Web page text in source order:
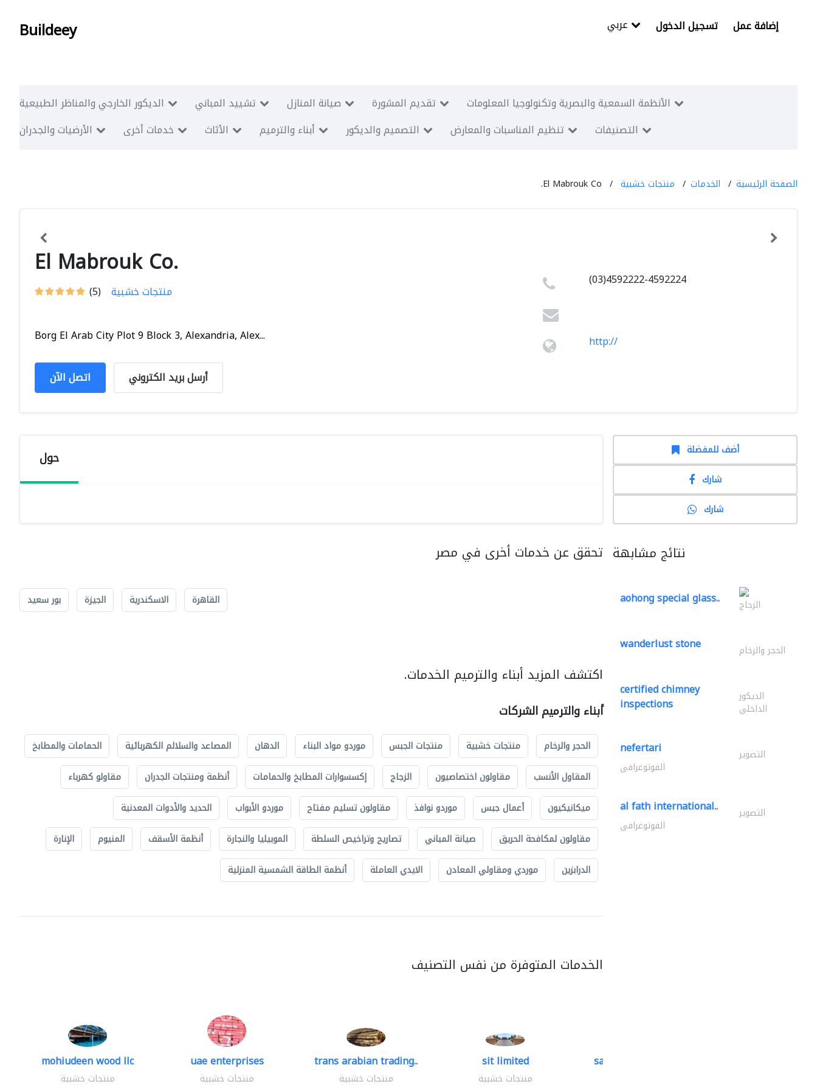
Buildeey تسجيل الدخول إضافة عمل
الديكور الخارجي والمناظر الطبيعية تشييد المباني صيانة المنازل تقديم المشورة
الأنظمة السمعية والبصرية وتكنولوجيا المعلومات
الأرضيات والجدران
خدمات أخرى الأثاث أبناء والترميم التصميم والديكور تنظيم المناسبات والمعارض التصنيفات
الصفحة الرئيسية الخدمات منتجات خشبية El Mabrouk Co.
El Mabrouk Co.
(5) منتجات خشبية
Borg El Arab City Plot 9 Block 3, Alexandria, Alex...
اتصل الآن أرسل بريد الكتروني
(03)4592222-4592224
http://
حول
تحقق عن خدمات أخرى في مصر
القاهرة الاسكندرية الجيزة بور سعيد
اكتشف المزيد أبناء والترميم الخدمات.
أبناء والترميم الشركات
الحجر والرخام منتجات خشبية منتجات الجبس موردو مواد البناء الدهان المصاعد والسلالم الكهربائية
الحمامات والمطابخ
المقاول الأنسب
مقاولون اختصاصيون الزجاج إكسسوارات المطابخ والحمامات أنظمة ومنتجات الجدران
مقاولو كهرباء
ميكانيكيون
أعمال جبس موردو نوافذ مقاولون تسليم مفتاح موردو الأبواب
الحديد والأدوات المعدنية
مقاولون لمكافحة الحريق
صيانة المباني تصاريح وتراخيص السلطة الموبيليا والنجارة أنظمة الأسقف المنيوم
الإنارة
الدرابزين
موردي ومقاولي المعادن الايدي العاملة أنظمة الطاقة الشمسية المنزلية
الخدمات المتوفرة من نفس التصنيف
mohiudeen wood llc
منتجات خشبية
uae enterprises
منتجات خشبية
trans arabian trading..
منتجات خشبية
sit limited
منتجات خشبية
saga veneers trading..
أضف للمفضلة
شارك
شارك
نتائج مشابهة
aohong special glass.. الزجاج
wanderlust stone الحجر والرخام
certified chimney
inspections الديكور
الداخلي
nefertari التصوير
الفوتوغرافي
al fath international.. التصوير
الفوتوغرافي